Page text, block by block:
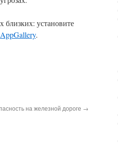
близких: установите
AppGallery.
на железной дороге →